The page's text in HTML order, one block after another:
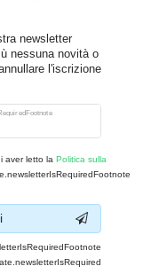
newsletter
nessuna novità o
l'iscrizione
aver letto la Politica sulla